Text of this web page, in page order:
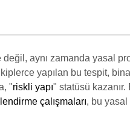
aynı zamanda yasal
yapılan bu tespit,
"riskli yapı" statüsü
çalışmaları, bu yasal